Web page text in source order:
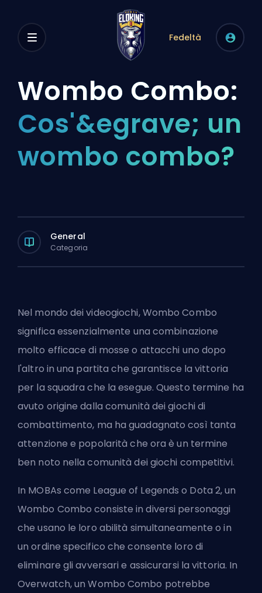
Fedeltà
Wombo Combo:
Cos'&egrave; un
wombo combo?
General
Categoria
Nel mondo dei videogiochi, Wombo Combo
significa essenzialmente una combinazione
molto efficace di mosse o attacchi uno dopo
l'altro in una partita che garantisce la vittoria
per la squadra che la esegue. Questo termine ha
avuto origine dalla comunità dei giochi di
combattimento, ma ha guadagnato così tanta
attenzione e popolarità che ora è un termine
ben noto nella comunità dei giochi competitivi.
In MOBAs come League of Legends o Dota 2, un
Wombo Combo consiste in diversi personaggi
che usano le loro abilità simultaneamente o in
un ordine specifico che consente loro di
eliminare gli avversari e assicurarsi la vittoria. In
Overwatch, un Wombo Combo potrebbe